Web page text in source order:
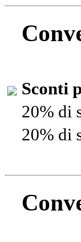
Sconti
20% di
20% di